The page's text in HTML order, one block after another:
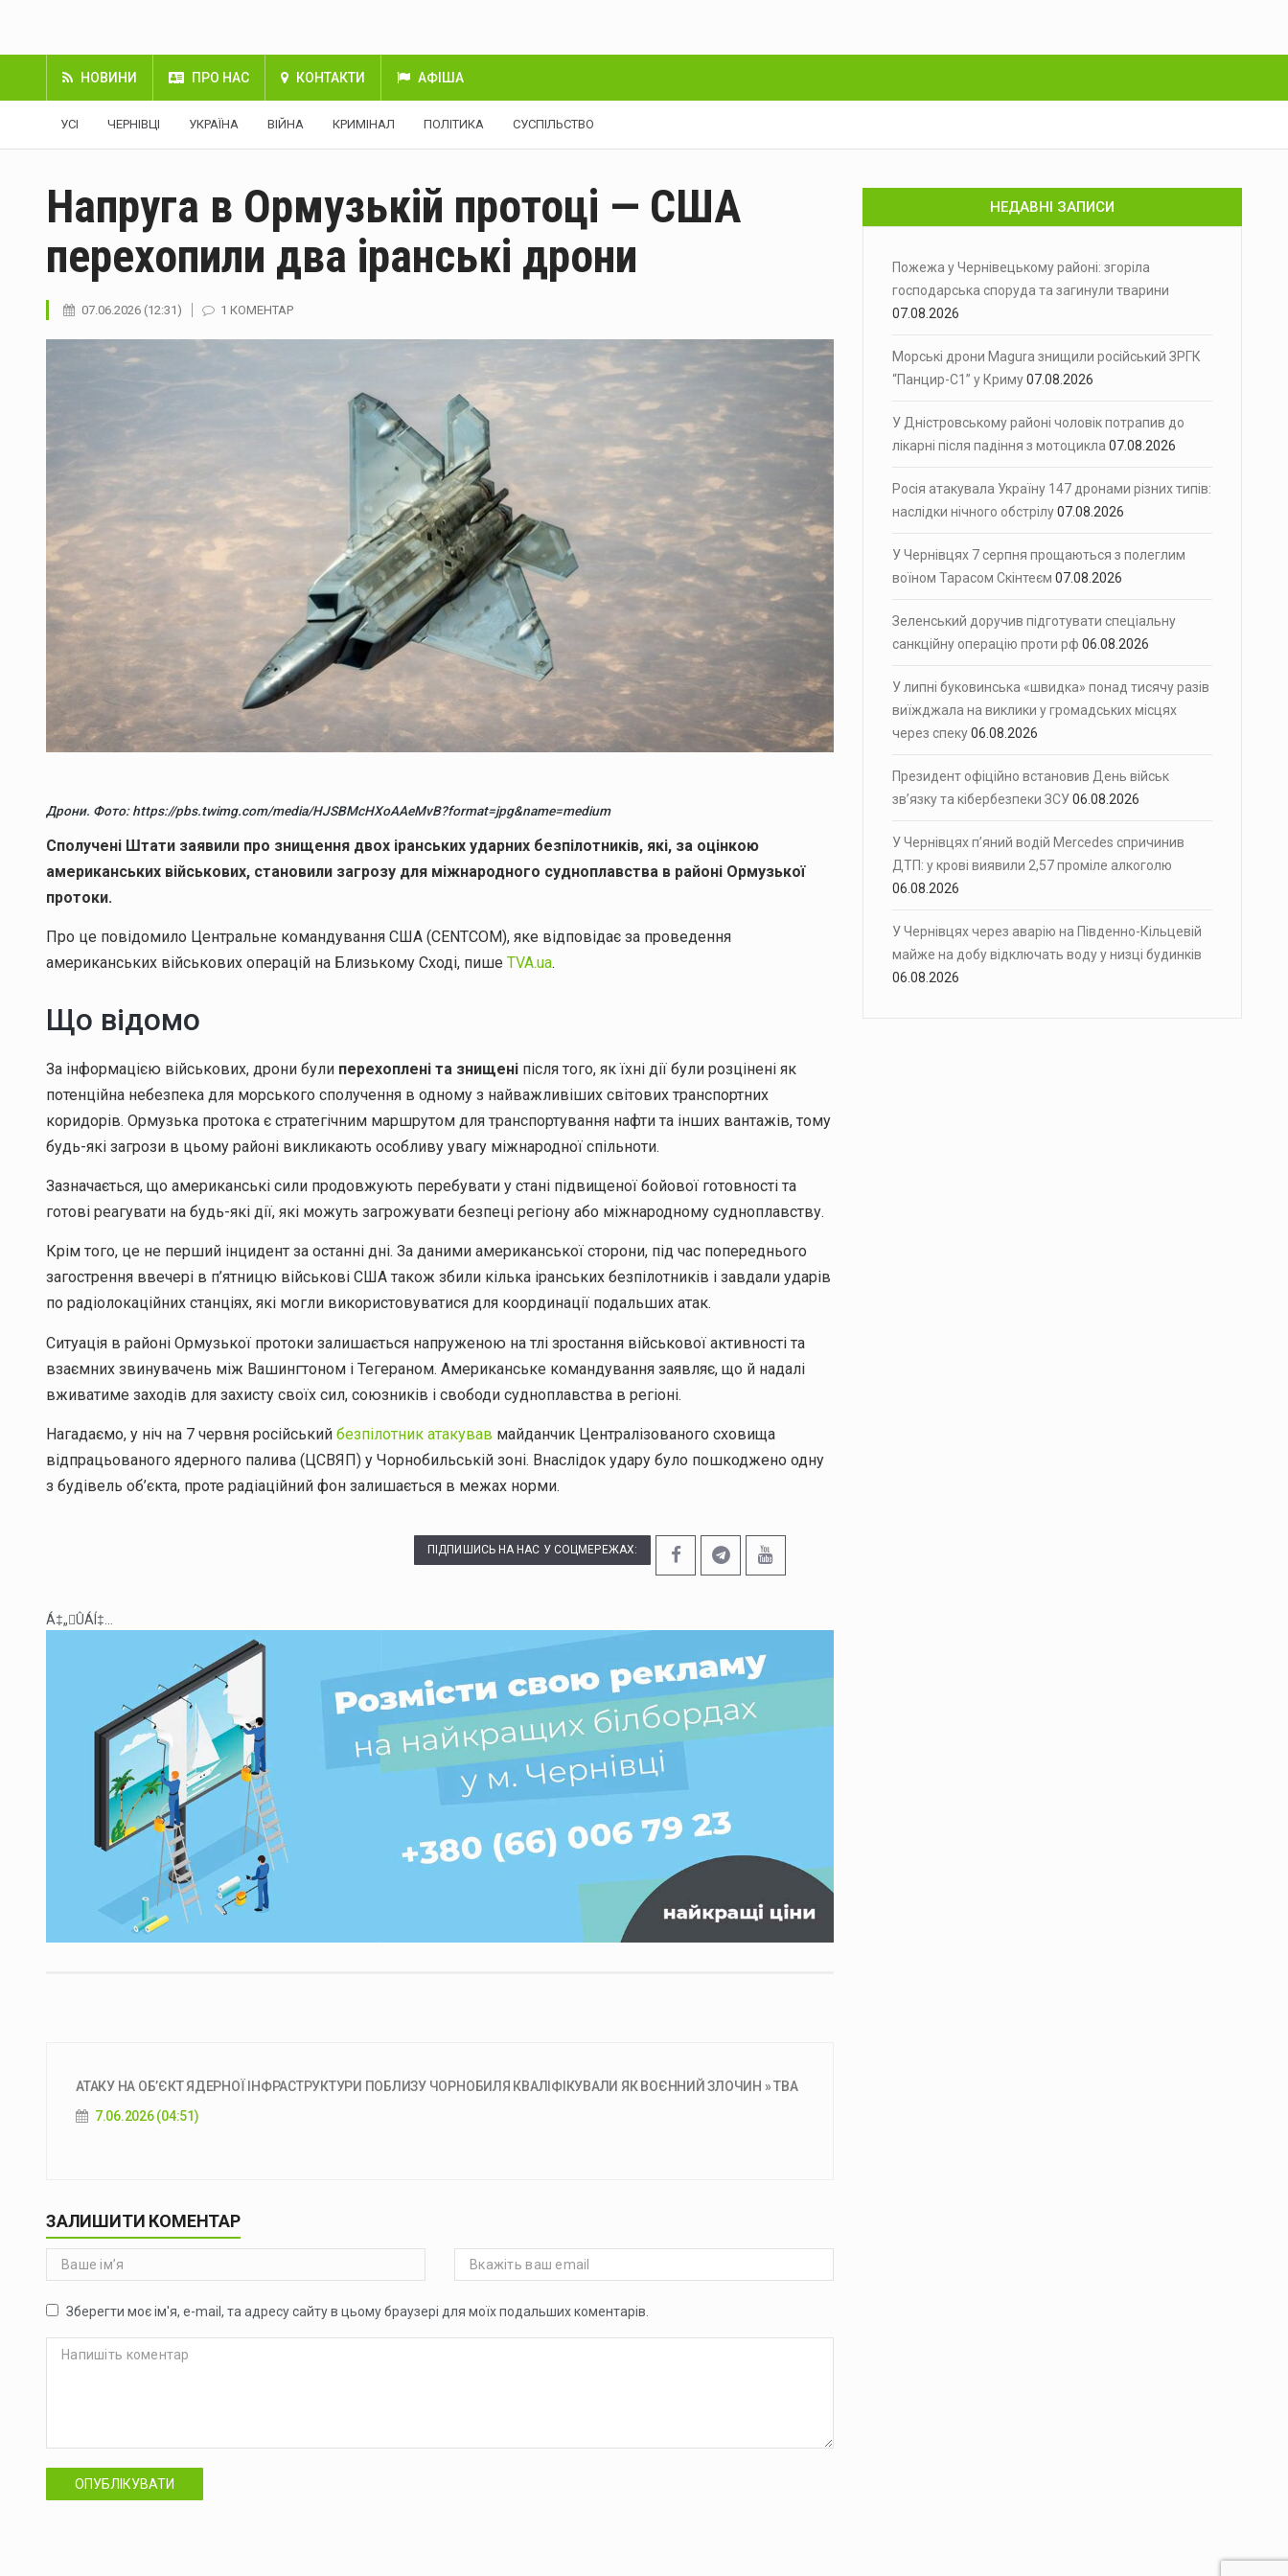
НОВИНИ ПРО НАС КОНТАКТИ АФІША
УСІ ЧЕРНІВЦІ УКРАЇНА ВІЙНА КРИМІНАЛ ПОЛІТИКА СУСПІЛЬСТВО
Напруга в Ормузькій протоці — США
перехопили два іранські дрони
07.06.2026 (12:31) 1 КОМЕНТАР
Дрони. Фото: https://pbs.twimg.com/media/HJSBMcHXoAAeMvB?format=jpg&name=medium
Сполучені Штати заявили про знищення двох іранських ударних безпілотників, які, за оцінкою
американських військових, становили загрозу для міжнародного судноплавства в районі Ормузької
протоки.
Про це повідомило Центральне командування США (CENTCOM), яке відповідає за проведення
американських військових операцій на Близькому Сході, пише TVA.ua.
Що відомо
За інформацією військових, дрони були перехоплені та знищені після того, як їхні дії були розцінені як
потенційна небезпека для морського сполучення в одному з найважливіших світових транспортних
коридорів. Ормузька протока є стратегічним маршрутом для транспортування нафти та інших вантажів, тому
будь-які загрози в цьому районі викликають особливу увагу міжнародної спільноти.
Зазначається, що американські сили продовжують перебувати у стані підвищеної бойової готовності та
готові реагувати на будь-які дії, які можуть загрожувати безпеці регіону або міжнародному судноплавству.
Крім того, це не перший інцидент за останні дні. За даними американської сторони, під час попереднього
загострення ввечері в п’ятницю військові США також збили кілька іранських безпілотників і завдали ударів
по радіолокаційних станціях, які могли використовуватися для координації подальших атак.
Ситуація в районі Ормузької протоки залишається напруженою на тлі зростання військової активності та
взаємних звинувачень між Вашингтоном і Тегераном. Американське командування заявляє, що й надалі
вживатиме заходів для захисту своїх сил, союзників і свободи судноплавства в регіоні.
Нагадаємо, у ніч на 7 червня російський безпілотник атакував майданчик Централізованого сховища
відпрацьованого ядерного палива (ЦСВЯП) у Чорнобильській зоні. Внаслідок удару було пошкоджено одну
з будівель об’єкта, проте радіаційний фон залишається в межах норми.
ПІДПИШИСЬ НА НАС У СОЦМЕРЕЖАХ:
Á‡„ÛÁÍ‡...
АТАКУ НА ОБ’ЄКТ ЯДЕРНОЇ ІНФРАСТРУКТУРИ ПОБЛИЗУ ЧОРНОБИЛЯ КВАЛІФІКУВАЛИ ЯК ВОЄННИЙ ЗЛОЧИН » ТВА
7.06.2026 (04:51)
ЗАЛИШИТИ КОМЕНТАР
Зберегти моє ім'я, e-mail, та адресу сайту в цьому браузері для моїх подальших коментарів.
ОПУБЛІКУВАТИ
НЕДАВНІ ЗАПИСИ
Пожежа у Чернівецькому районі: згоріла
господарська споруда та загинули тварини
07.08.2026
Морські дрони Magura знищили російський ЗРГК
“Панцир-С1” у Криму07.08.2026
У Дністровському районі чоловік потрапив до
лікарні після падіння з мотоцикла 07.08.2026
Росія атакувала Україну 147 дронами різних типів:
наслідки нічного обстрілу07.08.2026
У Чернівцях 7 серпня прощаються з полеглим
воїном Тарасом Скінтеєм 07.08.2026
Зеленський доручив підготувати спеціальну
санкційну операцію проти рф 06.08.2026
У липні буковинська «швидка» понад тисячу разів
виїжджала на виклики у громадських місцях
через спеку06.08.2026
Президент офіційно встановив День військ
зв’язку та кібербезпеки ЗСУ06.08.2026
У Чернівцях п’яний водій Mercedes спричинив
ДТП: у крові виявили 2,57 проміле алкоголю
06.08.2026
У Чернівцях через аварію на Південно-Кільцевій
майже на добу відключать воду у низці будинків
06.08.2026